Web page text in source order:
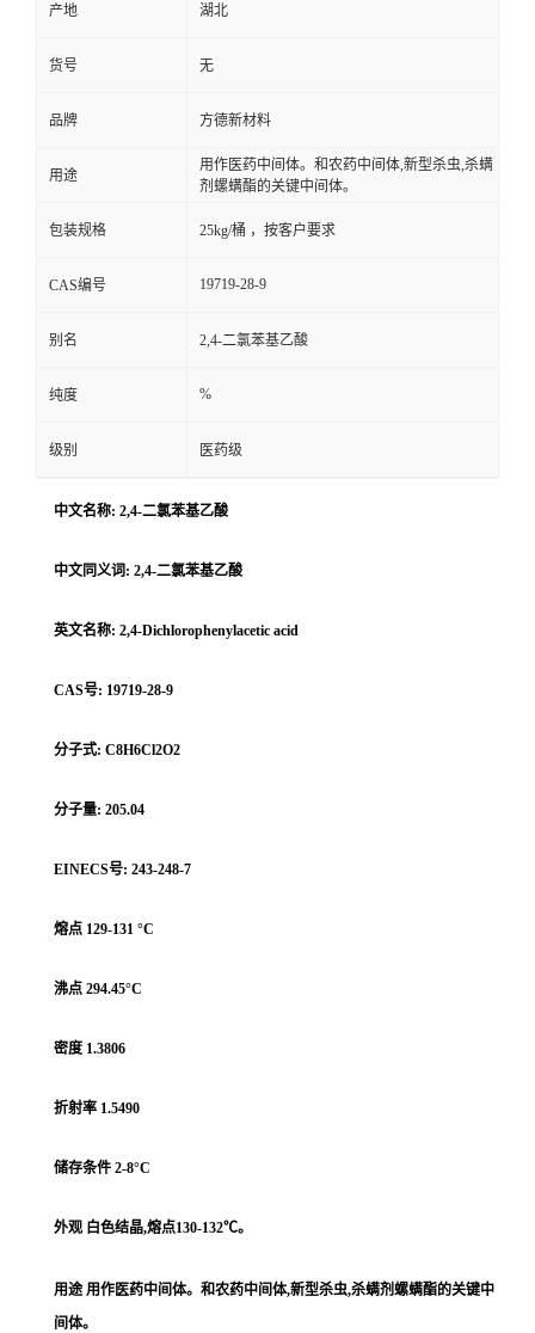
产地 湖北
货号 无
品牌 方德新材料
用途
用作医药中间体。和农药中间体,新型杀虫,杀螨
剂螺螨酯的关键中间体。
包装规格 25kg/桶 ，按客户要求
CAS编号 19719-28-9
别名 2,4-二氯苯基乙酸
纯度 %
级别 医药级
中文名称: 2,4-二氯苯基乙酸
中文同义词: 2,4-二氯苯基乙酸
英文名称: 2,4-Dichlorophenylacetic acid
CAS号: 19719-28-9
分子式: C8H6Cl2O2
分子量: 205.04
EINECS号: 243-248-7
熔点 129-131 °C
沸点 294.45°C
密度 1.3806
折射率 1.5490
储存条件 2-8°C
外观 白色结晶,熔点130-132℃。
用途 用作医药中间体。和农药中间体,新型杀虫,杀螨剂螺螨酯的关键中
间体。